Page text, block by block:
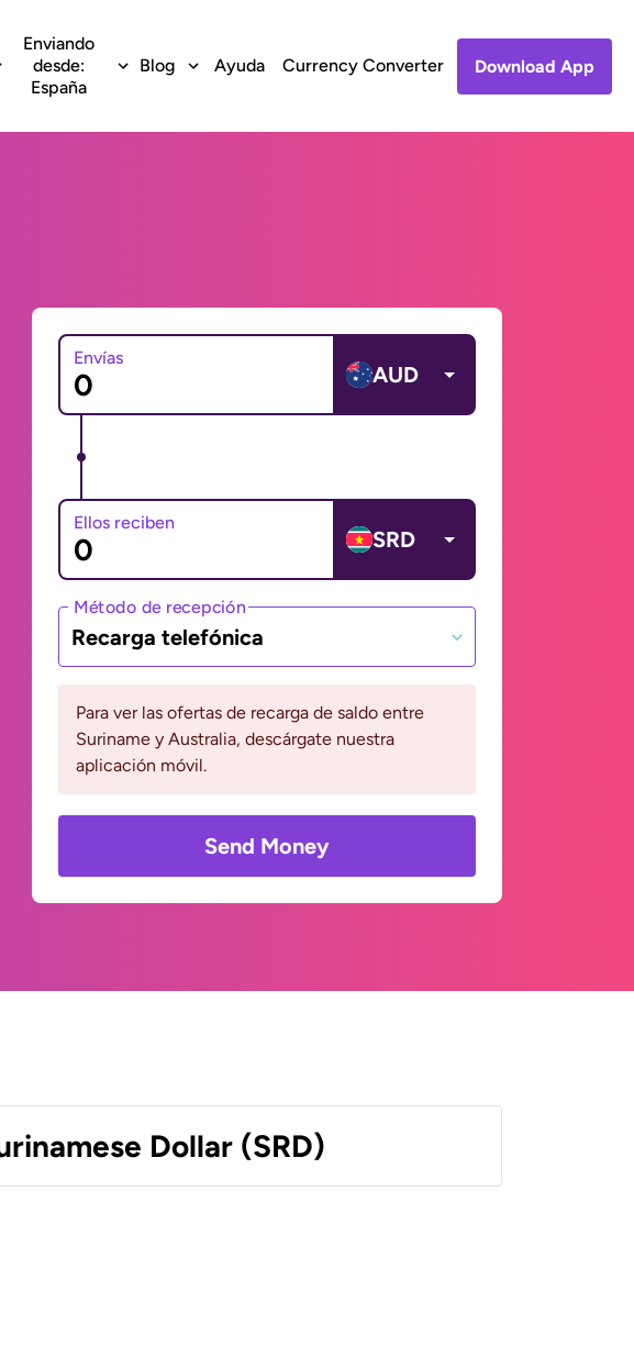
Enviando
desde:
España
Blog Ayuda Currency Converter Download App
Envías
AUD
Ellos reciben
SRD
Método de recepción
Recarga telefónica
Para ver las ofertas de recarga de saldo entre
Suriname y Australia, descárgate nuestra
aplicación móvil.
Send Money
Dollar (SRD)